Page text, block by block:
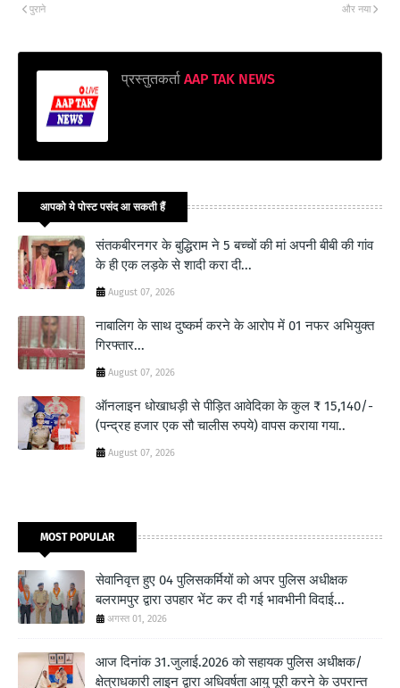
और नया
पुराने
प्रस्तुतकर्ता AAP TAK NEWS
आपको ये पोस्ट पसंद आ सकती हैं
संतकबीरनगर के बुद्धिराम ने 5 बच्चों की मां अपनी बीबी की गांव
के ही एक लड़के से शादी करा दी...
August 07, 2026
नाबालिग के साथ दुष्कर्म करने के आरोप में 01 नफर अभियुक्त
गिरफ्तार...
August 07, 2026
ऑनलाइन धोखाधड़ी से पीड़ित आवेदिका के कुल ₹ 15,140/-
(पन्द्रह हजार एक सौ चालीस रुपये) वापस कराया गया..
August 07, 2026
MOST POPULAR
सेवानिवृत्त हुए 04 पुलिसकर्मियों को अपर पुलिस अधीक्षक
बलरामपुर द्वारा उपहार भेंट कर दी गई भावभीनी विदाई...
अगस्त 01, 2026
आज दिनांक 31.जुलाई.2026 को सहायक पुलिस अधीक्षक/
क्षेत्राधकारी लाइन द्वारा अधिवर्षता आयु पूरी करने के उपरान्त